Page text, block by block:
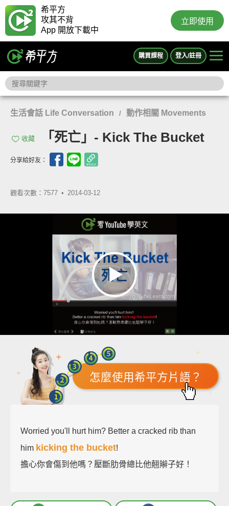
希平方
攻其不背
App 開放下載中
立即使用
購買課程 登入/註冊
生活會話 Life Conversation / 動作相關 Movements
收藏 「死亡」- Kick The Bucket
分享給好友：
觀看次數：7577 • 2014-03-12
怎麼使用希平方片語？
Worried you'll hurt him? Better a cracked rib than
him kicking the bucket!
擔心你會傷到他嗎？壓斷肋骨總比他翹辮子好！